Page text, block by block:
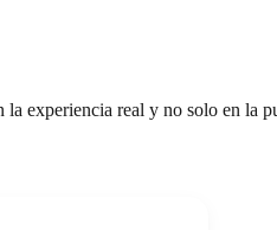
la experiencia real y no solo en la